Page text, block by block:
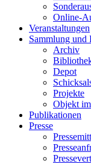
Online-
Veranstaltungen
Sammlung und
Archiv
Depot
Projekte
Objekt
Publikationen
Presse